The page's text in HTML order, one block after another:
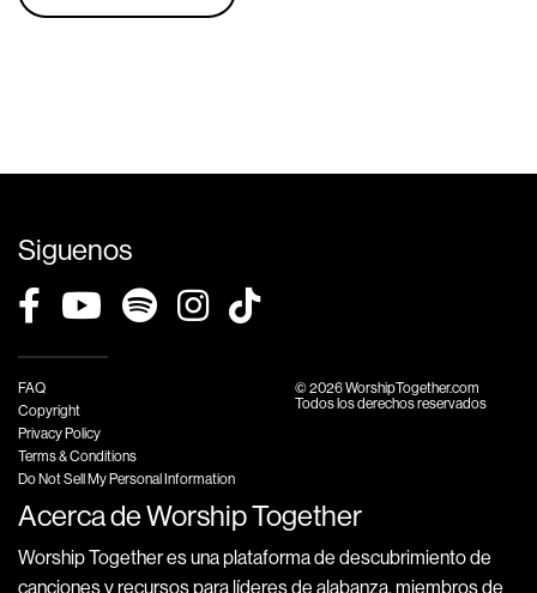
Siguenos
FAQ
Copyright
Privacy Policy
Terms & Conditions
Do Not Sell My Personal Information
© 2026 WorshipTogether.com
Todos los derechos reservados
Acerca de Worship Together
Worship Together es una plataforma de descubrimiento de
canciones y recursos para líderes de alabanza, miembros de